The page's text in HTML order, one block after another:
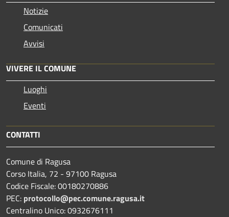
Notizie
Comunicati
Avvisi
VIVERE IL COMUNE
Luoghi
Eventi
CONTATTI
Comune di Ragusa
Corso Italia, 72 - 97100 Ragusa
Codice Fiscale: 00180270886
PEC: protocollo@pec.comune.ragusa.it
Centralino Unico: 0932676111